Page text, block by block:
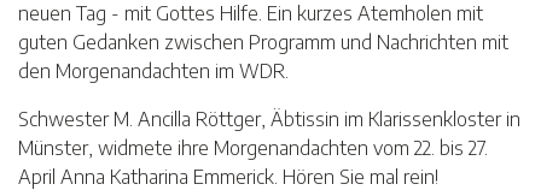
neuen Tag - mit Gottes Hilfe. Ein kurzes Atemholen mit
guten Gedanken zwischen Programm und Nachrichten mit
den Morgenandachten im WDR.
Schwester M. Ancilla Röttger, Äbtissin im Klarissenkloster in
Münster, widmete ihre Morgenandachten vom 22. bis 27.
April Anna Katharina Emmerick. Hören Sie mal rein!